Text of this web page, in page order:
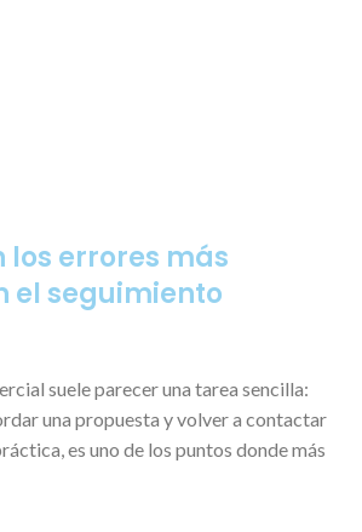
los errores más
el seguimiento
suele parecer una tarea sencilla:
una propuesta y volver a contactar
es uno de los puntos donde más